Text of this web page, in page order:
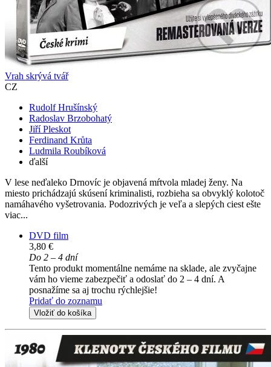
Vrah skrývá tvář
CZ
Rudolf Hrušínský
Radoslav Brzobohatý
Jiří Pleskot
Ferdinand Krůta
Ludmila Roubíková
ďalší
V lese neďaleko Drnovíc je objavená mŕtvola mladej ženy. Na
miesto prichádzajú skúsení kriminalisti, rozbieha sa obvyklý kolotoč
namáhavého vyšetrovania. Podozrivých je veľa a slepých ciest ešte
viac...
DVD film
3,80 €
Do 2 – 4 dní
Tento produkt momentálne nemáme na sklade, ale zvyčajne
vám ho vieme zabezpečiť a odoslať do 2 – 4 dní. A
posnažíme sa aj trochu rýchlejšie!
Pridať do zoznamu
Vložiť do košíka